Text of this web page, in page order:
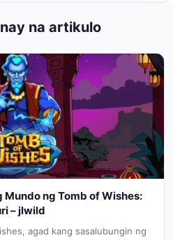
na artikulo
ng Tomb of Wishes:
– jlwild
agad kang sasalubungin ng